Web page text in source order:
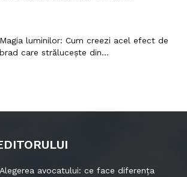
Magia luminilor: Cum creezi acel efect de
brad care strălucește din...
Alegerea avocatului: ce face diferența